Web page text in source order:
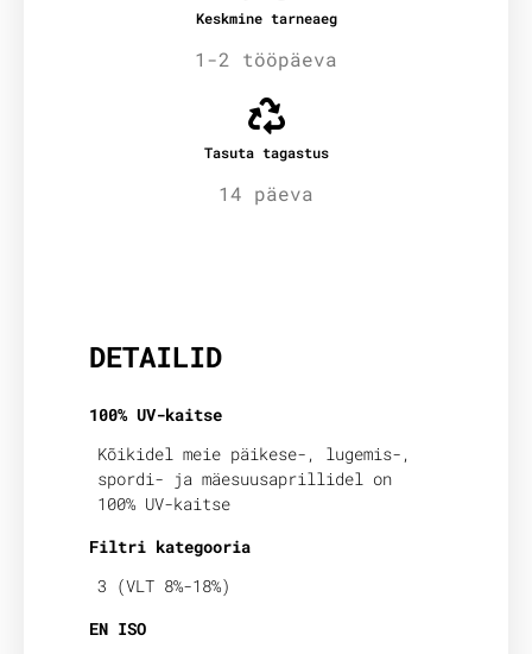
Keskmine tarneaeg
1-2 tööpäeva
Tasuta tagastus
14 päeva
DETAILID
100% UV-kaitse
Kõikidel meie päikese-, lugemis-,
spordi- ja mäesuusaprillidel on
100% UV-kaitse
Filtri kategooria
3 (VLT 8%-18%)
EN ISO